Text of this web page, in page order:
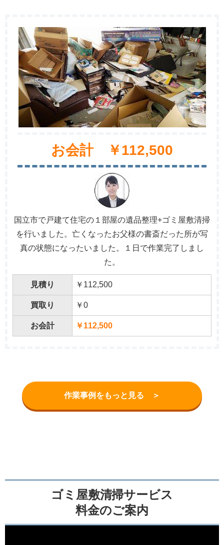
お会計 ￥112,500
国立市で戸建て住宅の１部屋の遺品整理+ゴミ屋敷清掃
を行いました。亡くなったお父様の書斎だった所が写
真の状態になったいました。１日で作業完了しまし
た。
見積り ￥112,500
買取り ￥0
お会計 ￥112,500
作業事例をもっと見る ＞
ゴミ屋敷清掃サービス
料金のご案内